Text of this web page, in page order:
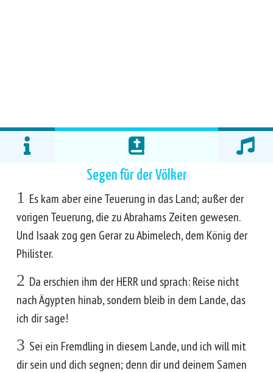
Segen für der Völker
1 Es kam aber eine Teuerung in das Land; außer der
vorigen Teuerung, die zu Abrahams Zeiten gewesen.
Und Isaak zog gen Gerar zu Abimelech, dem König der
Philister.
2 Da erschien ihm der HERR und sprach: Reise nicht
nach Ägypten hinab, sondern bleib in dem Lande, das
ich dir sage!
3 Sei ein Fremdling in diesem Lande, und ich will mit
dir sein und dich segnen; denn dir und deinem Samen